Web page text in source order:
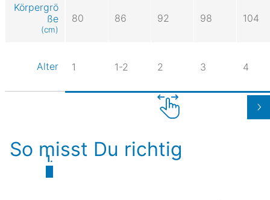
Körpergrö
ße
(cm)
80 86 92 98 104
Alter 1 1-2 2 3 4
So misst Du richtig
1.